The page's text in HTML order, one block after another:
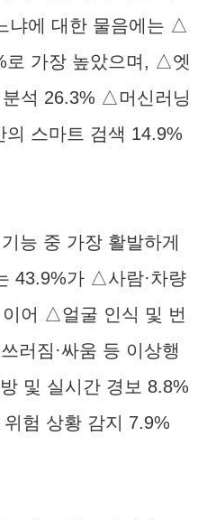
냐에 대한 물음에는 △
로 가장 높았으며, △엣
석 26.3% △머신러닝
스마트 검색 14.9%
능 중 가장 활발하게
43.9%가 △사람·차량
어 △얼굴 인식 및 번
러짐·싸움 등 이상행
및 실시간 경보 8.8%
험 상황 감지 7.9%